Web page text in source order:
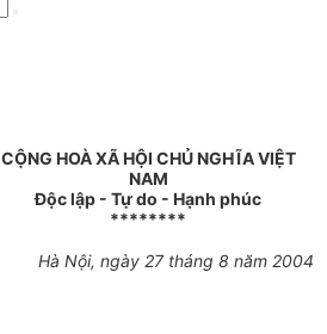
CỘNG HOÀ XÃ HỘI CHỦ NGHĨA VIỆT
NAM
Độc lập - Tự do - Hạnh phúc
********
Hà Nội, ngày 27 tháng 8 năm 2004